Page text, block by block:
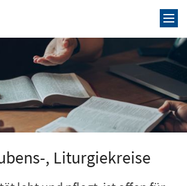
, Liturgiekreise